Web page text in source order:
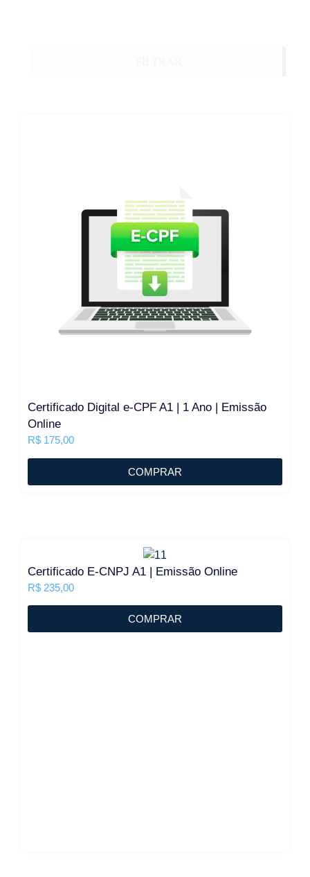
Certificado Digital e-CPF A1 | 1 Ano | Emissão
Online
R$ 175,00
COMPRAR
Certificado E-CNPJ A1 | Emissão Online
R$ 235,00
COMPRAR